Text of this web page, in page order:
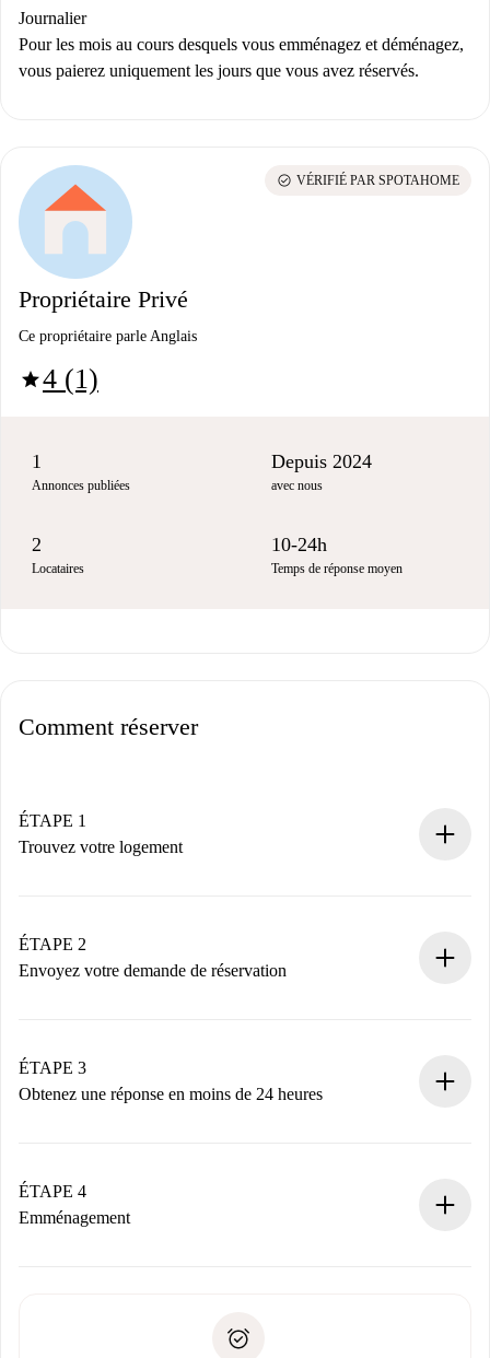
Journalier
Pour les mois au cours desquels vous emménagez et déménagez,
vous paierez uniquement les jours que vous avez réservés.
Propriétaire Privé
Ce propriétaire parle Anglais
star4 (1)
check_circle VÉRIFIÉ PAR SPOTAHOME
1
Annonces publiées
Depuis 2024
avec nous
2
Locataires
10-24h
Temps de réponse moyen
Comment réserver
ÉTAPE 1
Trouvez votre logement
Vous disposez à l’avance de toutes les informations
nécessaires.
ÉTAPE 2
Envoyez votre demande de réservation
Nous ne vous facturerons rien tant que le propriétaire
n’aura pas accepté.
ÉTAPE 3
Obtenez une réponse en moins de 24 heures
contact avec le propriétaire.
Si refusé : aucun prélèvement et nous vous proposerons
Justificatif de solvabilité
ÉTAPE 4
Emménagement
uniquement si aucun problème n'est signalé.